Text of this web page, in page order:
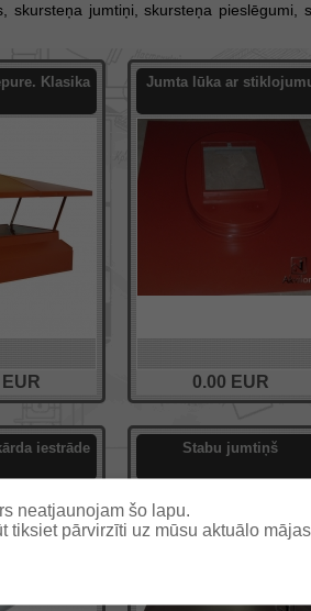
jumtiņi, skursteņa pieslēgumi,
Klasika
EUR
Jumta lūka ar
0.00 EUR
iestrāde Stabu jumtiņš
neatjaunojam šo lapu.
tiksiet pārvirzīti uz mūsu aktuālo